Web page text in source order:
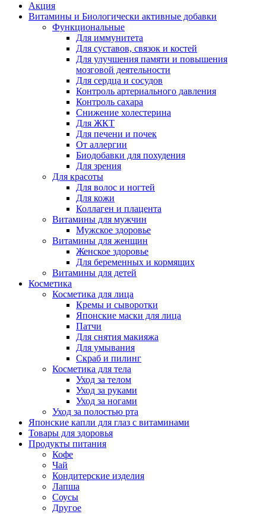
Акция
Витамины и Биологически активные добавки
Функциональные
Для иммунитета
Для суставов, связок и костей
Для улучшения памяти и повышения
мозговой деятельности
Для сердца и сосудов
Контроль артериального давления
Контроль сахара
Снижение холестерина
Для ЖКТ
Для печени и почек
От аллергии
Биодобавки для похудения
Для зрения
Для красоты
Для волос и ногтей
Для кожи
Коллаген и плацента
Витамины для мужчин
Мужское здоровье
Витамины для женщин
Женское здоровье
Для беременных и кормящих
Витамины для детей
Косметика
Косметика для лица
Кремы и сыворотки
Японские маски для лица
Патчи
Для снятия макияжа
Для умывания
Скраб и пилинг
Косметика для тела
Уход за телом
Уход за руками
Уход за ногами
Уход за полостью рта
Японские капли для глаз с витаминами
Товары для здоровья
Продукты питания
Кофе
Чай
Кондитерские изделия
Лапша
Соусы
Другое